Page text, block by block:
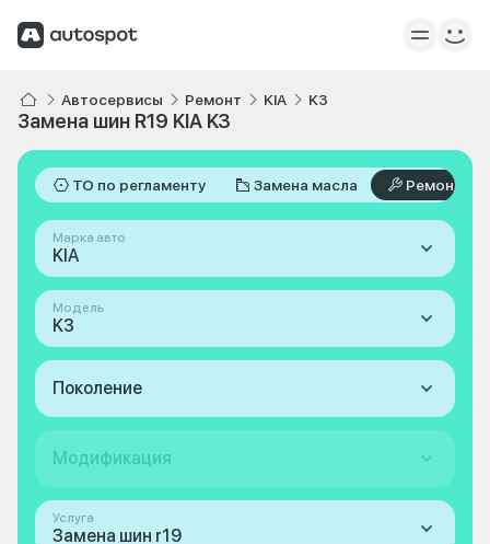
Автосервисы Ремонт KIA K3
Замена шин R19 KIA K3
ТО по регламенту Замена масла Ремонт
Марка авто
KIA
Модель
K3
Поколение
Модификация
Услуга
Замена шин r19